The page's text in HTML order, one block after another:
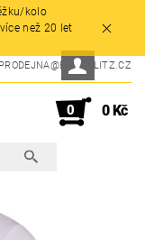
kolo
než 20 let
PRODEJNA@BLITZFLITZ.CZ
0 0 Kč